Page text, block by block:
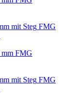
FMG
FMG
FMG